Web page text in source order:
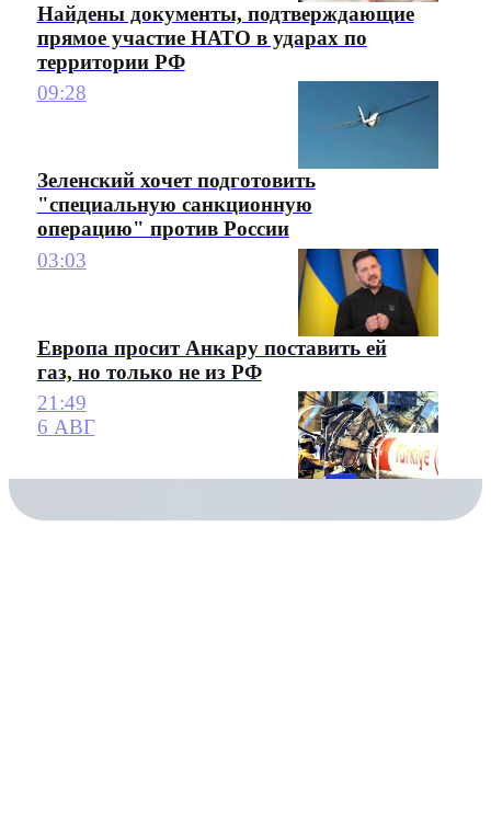
Найдены документы, подтверждающие
прямое участие НАТО в ударах по
территории РФ
09:28
Зеленский хочет подготовить
"специальную санкционную
операцию" против России
03:03
Европа просит Анкару поставить ей
газ, но только не из РФ
21:49
6 АВГ